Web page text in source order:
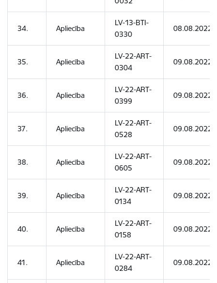
34. Apliecība
LV-13-BTI-
0330
08.08.2022
35. Apliecība
LV-22-ART-
0304
09.08.2022
36. Apliecība
LV-22-ART-
0399
09.08.2022
37. Apliecība
LV-22-ART-
0528
09.08.2022
38. Apliecība
LV-22-ART-
0605
09.08.2022
39. Apliecība
LV-22-ART-
0134
09.08.2022
40. Apliecība
LV-22-ART-
0158
09.08.2022
41. Apliecība
LV-22-ART-
0284
09.08.2022